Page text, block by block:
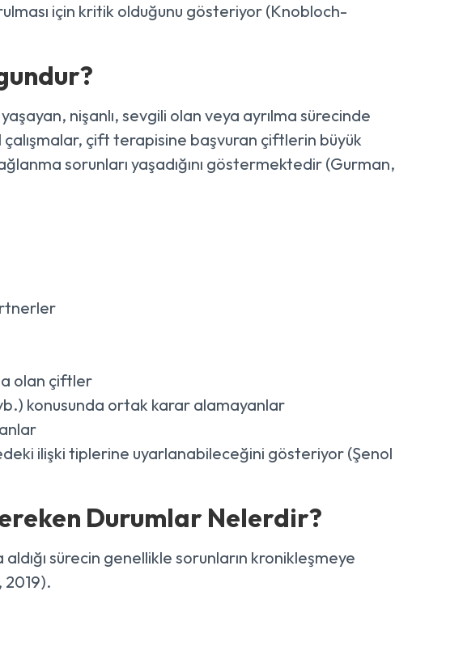
için kritik olduğunu gösteriyor (Knobloch-
nişanlı, sevgili olan veya ayrılma sürecinde
çift terapisine başvuran çiftlerin büyük
sorunları yaşadığını göstermektedir (Gurman,
olan çiftler
konusunda ortak karar alamayanlar
ilişki tiplerine uyarlanabileceğini gösteriyor (Şenol
Durumlar Nelerdir?
sürecin genellikle sorunların kronikleşmeye
2019).